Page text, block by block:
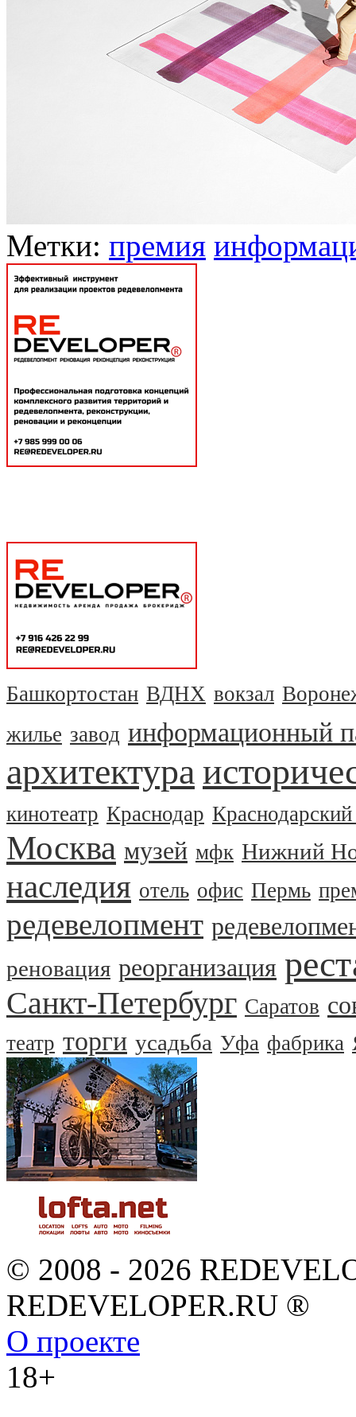
Метки: премия
Башкортостан ВДНХ вокзал
жилье завод информационный
архитектура
кинотеатр Краснодар
Москва музей мфк Нижний
наследия отель офис Пермь
редевелопмент
реновация реорганизация
Санкт-Петербург Саратов
театр торги усадьба Уфа фабрика
© 2008 - 2026
REDEVELOPER.RU ®
О проекте
18+